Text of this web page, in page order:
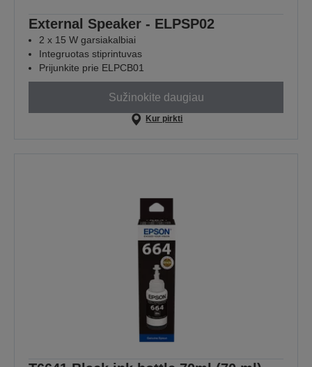
External Speaker - ELPSP02
2 x 15 W garsiakalbiai
Integruotas stiprintuvas
Prijunkite prie ELPCB01
Sužinokite daugiau
Kur pirkti